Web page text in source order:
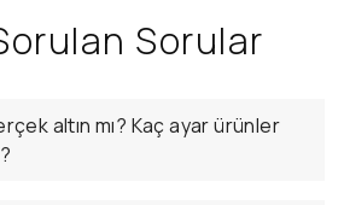
Sorular
altın mı? Kaç ayar ürünler